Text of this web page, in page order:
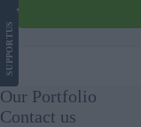
SUPPORT
US
Our Portfolio
Contact us